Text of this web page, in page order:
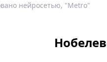
нейросетью, "Metro"